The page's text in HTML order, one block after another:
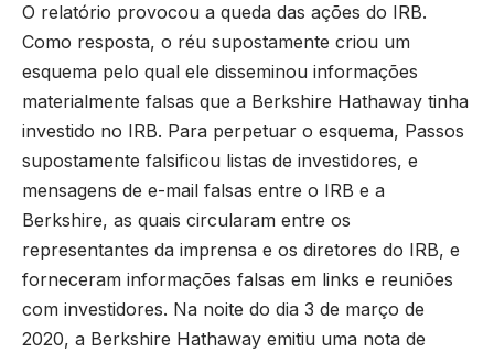
O relatório provocou a queda das ações do IRB.
Como resposta, o réu supostamente criou um
esquema pelo qual ele disseminou informações
materialmente falsas que a Berkshire Hathaway tinha
investido no IRB. Para perpetuar o esquema, Passos
supostamente falsificou listas de investidores, e
mensagens de e-mail falsas entre o IRB e a
Berkshire, as quais circularam entre os
representantes da imprensa e os diretores do IRB, e
forneceram informações falsas em links e reuniões
com investidores. Na noite do dia 3 de março de
2020, a Berkshire Hathaway emitiu uma nota de